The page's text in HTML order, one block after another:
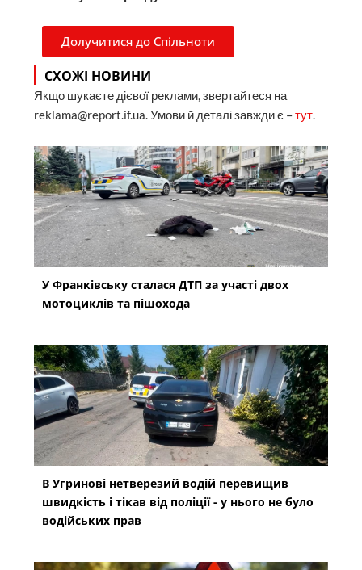
Долучитися до Спільноти
СХОЖІ НОВИНИ
Якщо шукаєте дієвої реклами, звертайтеся на
reklama@report.if.ua. Умови й деталі завжди є –тут.
У Франківську сталася ДТП за участі двох
мотоциклів та пішохода
В Угринові нетверезий водій перевищив
швидкість і тікав від поліції - у нього не було
водійських прав